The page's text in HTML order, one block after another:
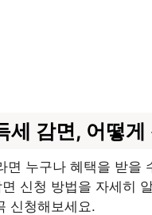
세 감면, 어떻
면 누구나 혜택을 받을
신청 방법을 자세히
신청해보세요.